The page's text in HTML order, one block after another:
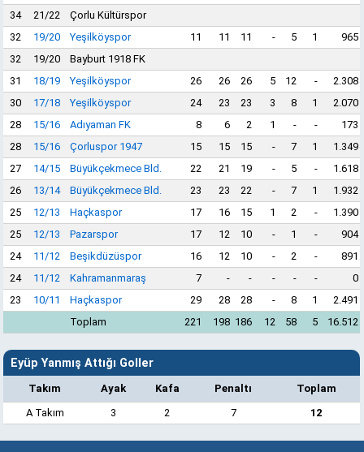
34
21/22
Çorlu Kültürspor
32
19/20 Yeşilköyspor 11 11 11 - 5 1
965
32
19/20
Bayburt 1918 FK
31
18/19 Yeşilköyspor 26 26 26 5 12 -
2.308
30
17/18 Yeşilköyspor 24 23 23 3 8 1
2.070
28
15/16 Adıyaman FK 8 6 2 1 - -
173
28
15/16 Çorluspor 1947 15 15 15 - 7 1
1.349
27
14/15 Büyükçekmece Bld. 22 21 19 - 5 -
1.618
26
13/14 Büyükçekmece Bld. 23 23 22 - 7 1
1.932
25
12/13 Haçkaspor 17 16 15 1 2 -
1.390
25
12/13 Pazarspor 17 12 10 - 1 -
904
24
11/12 Beşikdüzüspor 16 12 10 - 2 -
891
24
11/12 Kahramanmaraş 7 - - - - -
0
23
10/11 Haçkaspor 29 28 28 - 8 1
2.491
Toplam
221 198 186 12 58 5 16.512
Eyüp Yanmış Attığı Goller
Takım Ayak Kafa Penaltı
Toplam
A Takım
3 2 7 12